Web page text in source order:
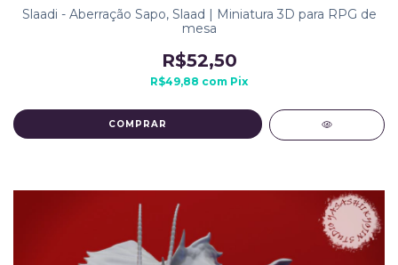
Slaadi - Aberração Sapo, Slaad | Miniatura 3D para RPG de
mesa
R$52,50
R$49,88 com Pix
COMPRAR